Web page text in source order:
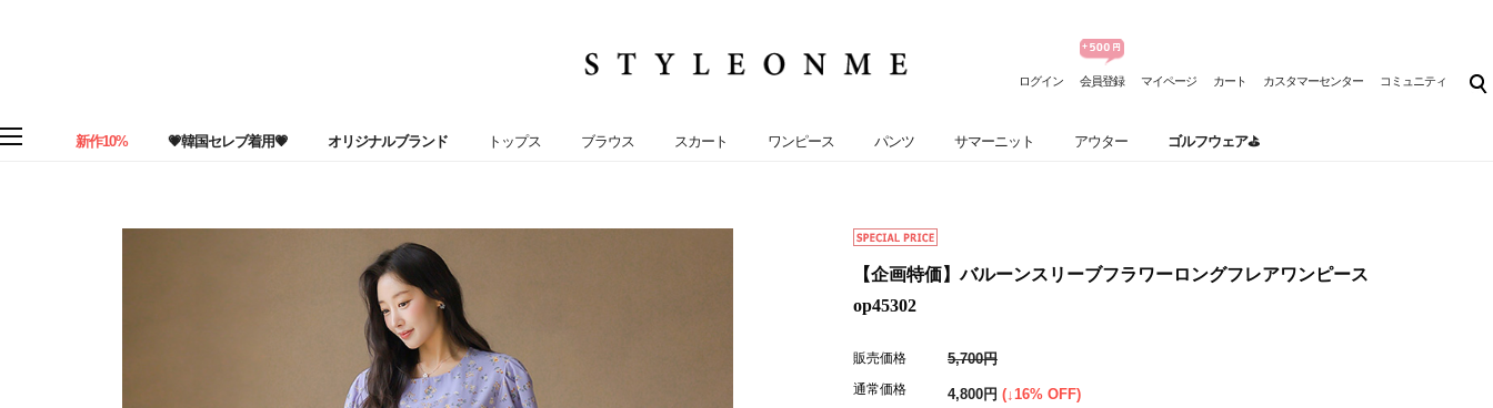
ログイン 会員登録 マイページ カート カスタマーセンター コミュニティ
新作10% 💗韓国セレブ着用💗 オリジナルブランド トップス ブラウス スカート ワンピース パンツ サマーニット アウター ゴルフウェア⛳
【企画特価】バルーンスリーブフラワーロングフレアワンピース
op45302
販売価格 5,700円
通常価格 4,800円 (↓16% OFF)